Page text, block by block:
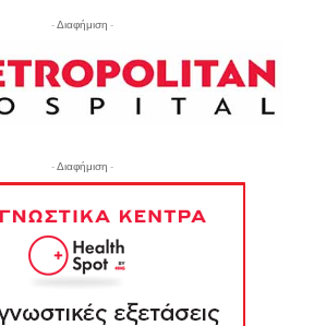
- Διαφήμιση -
- Διαφήμιση -